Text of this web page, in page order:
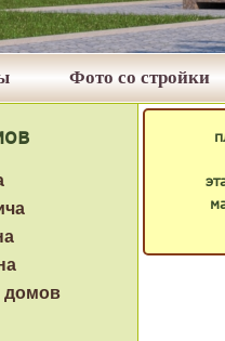
Фото со стройки
домов